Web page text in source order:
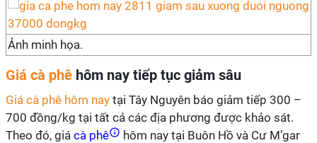
Ảnh minh họa.
Giá cà phê hôm nay tiếp tục giảm sâu
Giá cà phê hôm nay tại Tây Nguyên báo giảm tiếp 300 –
700 đồng/kg tại tất cả các địa phương được khảo sát.
Theo đó, giá cà phê
hôm nay tại Buôn Hồ và Cư M’gar